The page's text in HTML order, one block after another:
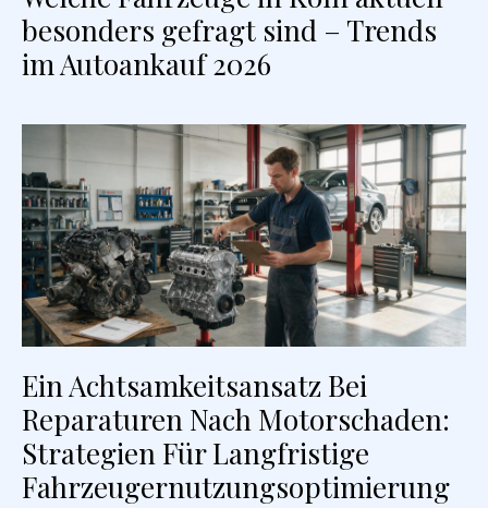
besonders gefragt sind – Trends
im Autoankauf 2026
Ein Achtsamkeitsansatz Bei
Reparaturen Nach Motorschaden:
Strategien Für Langfristige
Fahrzeugernutzungsoptimierung